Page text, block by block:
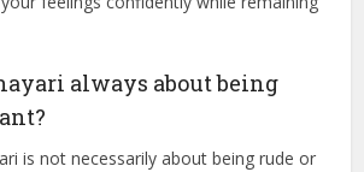
my attitude toward
on your traits, life experiences, and